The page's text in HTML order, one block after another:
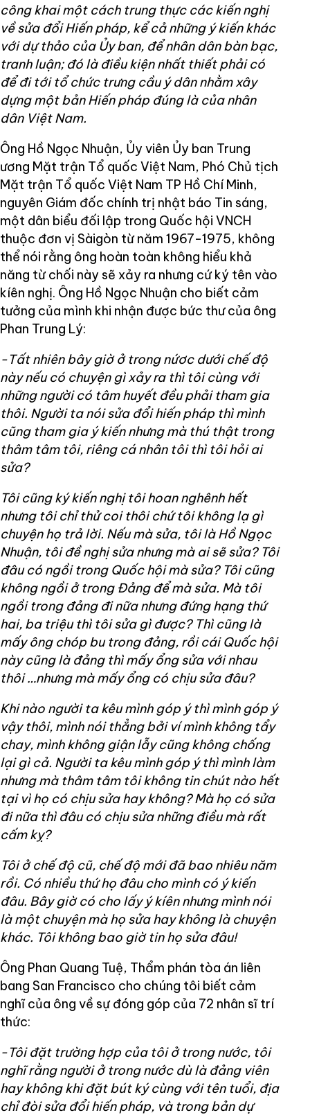
công khai một cách trung thực các kiến nghị
về sửa đổi Hiến pháp, kể cả những ý kiến khác
với dự thảo của Ủy ban, để nhân dân bàn bạc,
tranh luận; đó là điều kiện nhất thiết phải có
để đi tới tổ chức trưng cầu ý dân nhằm xây
dựng một bản Hiến pháp đúng là của nhân
dân Việt Nam.
Ông Hồ Ngọc Nhuận, Ủy viên Ủy ban Trung
ương Mặt trận Tổ quốc Việt Nam, Phó Chủ tịch
Mặt trận Tổ quốc Việt Nam TP Hồ Chí Minh,
nguyên Giám đốc chính trị nhật báo Tin sáng,
một dân biểu đối lập trong Quốc hội VNCH
thuộc đơn vị Sàigòn từ năm 1967-1975, không
thể nói rằng ông hoàn toàn không hiểu khả
năng từ chối này sẽ xảy ra nhưng cứ ký tên vào
kíên nghị. Ông Hồ Ngọc Nhuận cho biết cảm
tưởng của mình khi nhận được bức thư của ông
Phan Trung Lý:
-Tất nhiên bây giờ ở trong nứơc dưới chế độ
này nếu có chuyện gì xảy ra thì tôi cùng với
những người có tâm huyết đều phải tham gia
thôi. Người ta nói sửa đổi hiến pháp thì mình
cũng tham gia ý kiến nhưng mà thú thật trong
thâm tâm tôi, riêng cá nhân tôi thì tôi hỏi ai
sửa?
Tôi cũng ký kiến nghị tôi hoan nghênh hết
nhưng tôi chỉ thử coi thôi chứ tôi không lạ gì
chuyện họ trả lời. Nếu mà sửa, tôi là Hồ Ngọc
Nhuận, tôi đề nghị sửa nhưng mà ai sẽ sửa? Tôi
đâu có ngồi trong Quốc hội mà sửa? Tôi cũng
không ngồi ở trong Đảng để mà sửa. Mà tôi
ngồi trong đảng đi nữa nhưng đứng hạng thứ
hai, ba triệu thì tôi sửa gì được? Thì cũng là
mấy ông chóp bu trong đảng, rồi cái Quốc hội
này cũng là đảng thì mấy ổng sửa với nhau
thôi …nhưng mà mấy ổng có chịu sửa đâu?
Khi nào người ta kêu mình góp ý thì mình góp ý
vậy thôi, mình nói thẳng bởi ví mình không tẩy
chay, mình không giận lẫy cũng không chống
lại gì cả. Người ta kêu mình góp ý thì mình làm
nhưng mà thâm tâm tôi không tin chút nào hết
tại vì họ có chịu sửa hay không? Mà họ có sửa
đi nữa thì đâu có chịu sửa những điều mà rất
cấm kỵ?
Tôi ở chế độ cũ, chế độ mới đã bao nhiêu năm
rồi. Có nhiều thứ họ đâu cho mình có ý kiến
đâu. Bây giờ có cho lấy ý kíên nhưng mình nói
là một chuyện mà họ sửa hay không là chuyện
khác. Tôi không bao giờ tin họ sửa đâu!
Ông Phan Quang Tuệ, Thẩm phán tòa án liên
bang San Francisco cho chúng tôi biết cảm
nghĩ của ông về sự đóng góp của 72 nhân sĩ trí
thức:
-Tôi đặt trường hợp của tôi ở trong nước, tôi
nghĩ rằng người ở trong nước dù là đảng viên
hay không khi đặt bút ký cùng với tên tuổi, địa
chỉ đòi sửa đổi hiến pháp, và trong bản dự